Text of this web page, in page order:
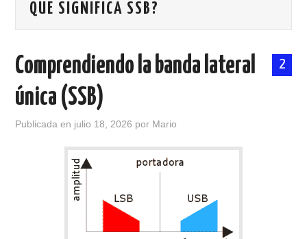
ANTENAS Y ACCESORIOS
BANDA CIVIL
HISTORIA DE LA RADIO
IMÁGENES CRECJ
LA PULGA MERCANTE
QUE SIGNIFICA SSB?
2
Comprendiendo la banda lateral
única (SSB)
Publicada en julio 18, 2026 por Mario